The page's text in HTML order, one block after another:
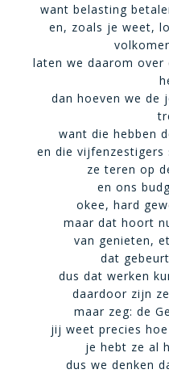
want belasting
en, zoals je weet,
laten we daarom over
dan hoeven we de
want die hebben
en die
ze teren op
en ons
okee, hard
maar dat hoort
van genieten,
dat
dus dat werken
daardoor zijn
maar zeg: de
jij weet precies
je hebt ze al
dus we denken